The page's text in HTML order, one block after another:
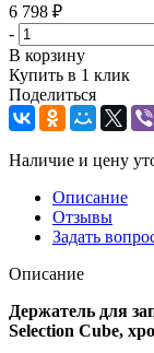
6 798 ₽
-
В корзину
Купить в 1 клик
Поделиться
Наличие и цену
Описание
Отзывы
Задать
Описание
Держатель для
Selection Cube,